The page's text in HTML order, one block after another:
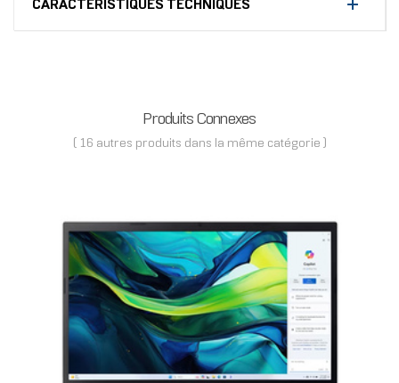
CARACTÉRISTIQUES TECHNIQUES
Produits Connexes
( 16 autres produits dans la même catégorie )